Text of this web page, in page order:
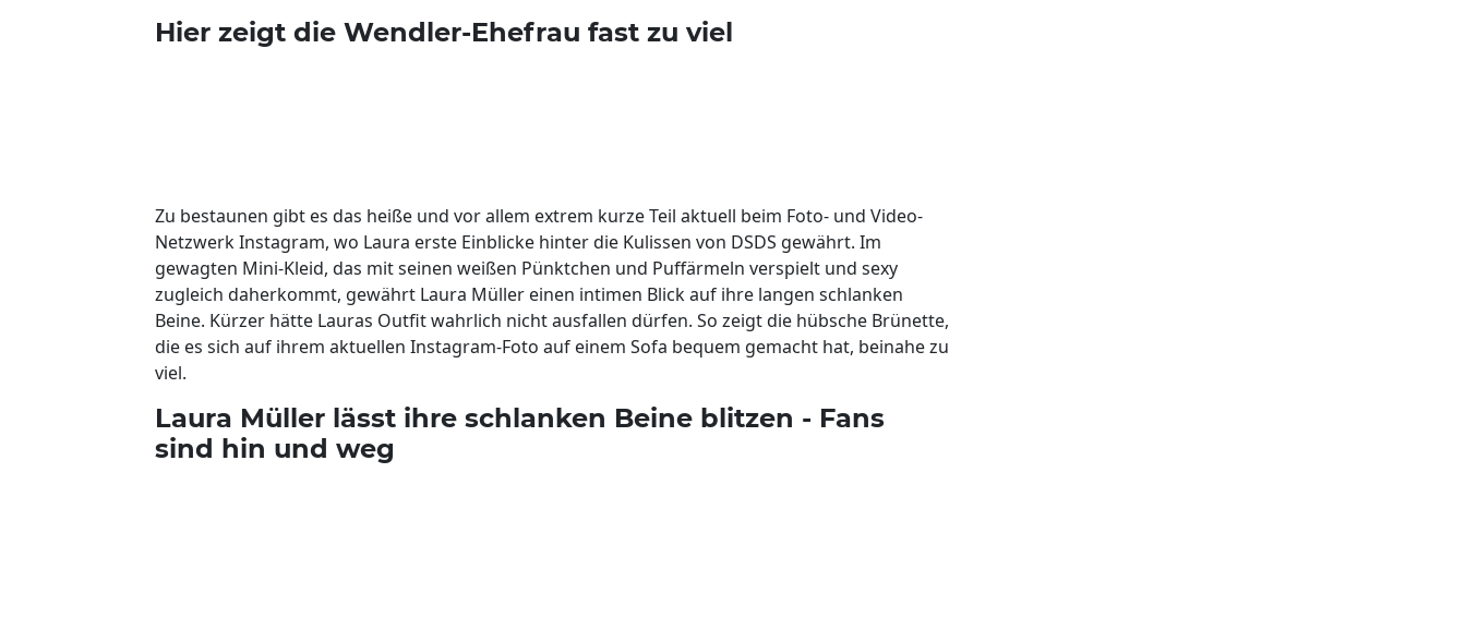
Hier zeigt die Wendler-Ehefrau fast zu viel
Zu bestaunen gibt es das heiße und vor allem extrem kurze Teil aktuell beim Foto- und Video-
Netzwerk Instagram, wo Laura erste Einblicke hinter die Kulissen von DSDS gewährt. Im
gewagten Mini-Kleid, das mit seinen weißen Pünktchen und Puffärmeln verspielt und sexy
zugleich daherkommt, gewährt Laura Müller einen intimen Blick auf ihre langen schlanken
Beine. Kürzer hätte Lauras Outfit wahrlich nicht ausfallen dürfen. So zeigt die hübsche Brünette,
die es sich auf ihrem aktuellen Instagram-Foto auf einem Sofa bequem gemacht hat, beinahe zu
viel.
Laura Müller lässt ihre schlanken Beine blitzen - Fans
sind hin und weg